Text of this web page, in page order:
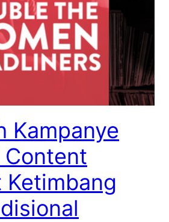
Kampanye
Content
Ketimbang